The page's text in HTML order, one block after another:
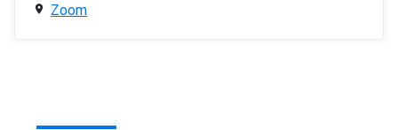
Zoom